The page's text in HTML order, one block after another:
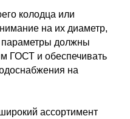
колодца или
на их диаметр,
параметры должны
ГОСТ и обеспечивать
на
ассортимент